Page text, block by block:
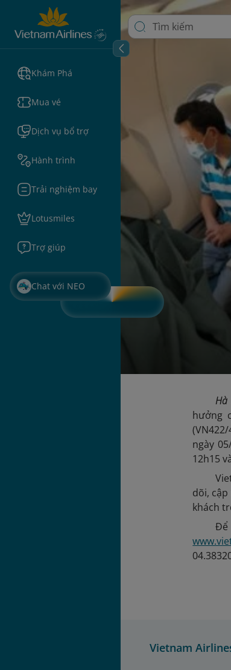
Khám Phá
Mua vé
Dịch vụ bổ trợ
Hành trình
Trải nghiệm bay
Lotusmiles
Trợ giúp
Chat với NEO
Hà
hưởng
ngày
12h15
dõi,
khách
Vietnam